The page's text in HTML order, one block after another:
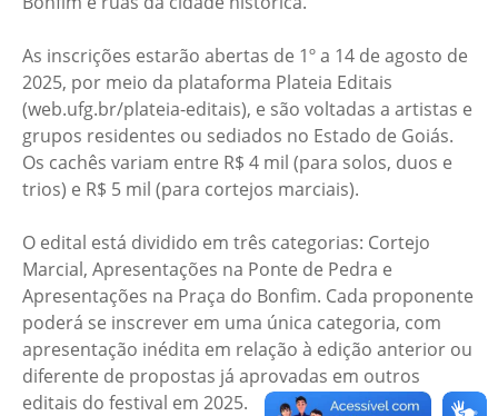
As inscrições estarão abertas de 1º a 14 de agosto de
2025, por meio da plataforma Plateia Editais
(web.ufg.br/plateia-editais), e são voltadas a artistas e
grupos residentes ou sediados no Estado de Goiás.
Os cachês variam entre R$ 4 mil (para solos, duos e
trios) e R$ 5 mil (para cortejos marciais).
O edital está dividido em três categorias: Cortejo
Marcial, Apresentações na Ponte de Pedra e
Apresentações na Praça do Bonfim. Cada proponente
poderá se inscrever em uma única categoria, com
apresentação inédita em relação à edição anterior ou
diferente de propostas já aprovadas em outros
editais do festival em 2025.